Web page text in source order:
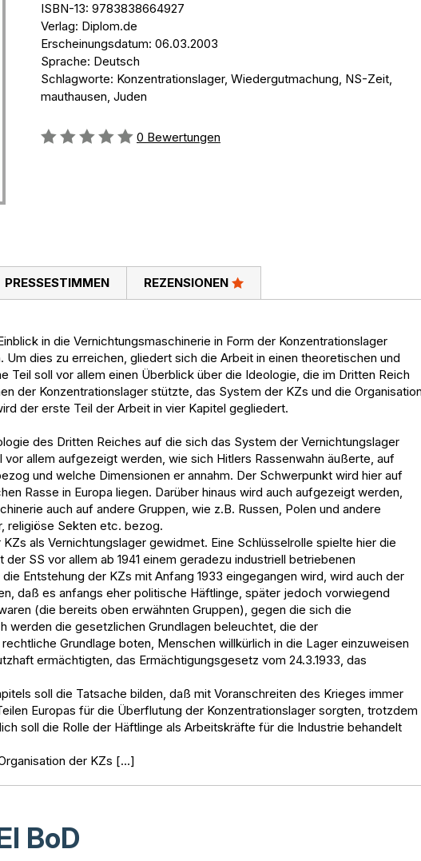
ISBN-13: 9783838664927
Verlag: Diplom.de
Erscheinungsdatum: 06.03.2003
Sprache: Deutsch
Schlagworte: Konzentrationslager, Wiedergutmachung, NS-Zeit,
mauthausen, Juden
Bewertung::
0 Bewertungen
in die Vernichtungsmaschinerie in Form der Konzentrationslager
dies zu erreichen, gliedert sich die Arbeit in einen theoretischen und
Teil soll vor allem einen Überblick über die Ideologie, die im Dritten Reich
der Konzentrationslager stützte, das System der KZs und die
der erste Teil der Arbeit in vier Kapitel gegliedert.
des Dritten Reiches auf die sich das System der Vernichtungslager
allem aufgezeigt werden, wie sich Hitlers Rassenwahn äußerte, auf
und welche Dimensionen er annahm. Der Schwerpunkt wird hier auf
Rasse in Europa liegen. Darüber hinaus wird auch aufgezeigt werden,
auch auf andere Gruppen, wie z.B. Russen, Polen und andere
religiöse Sekten etc. bezog.
als Vernichtungslager gewidmet. Eine Schlüsselrolle spielte hier die
SS vor allem ab 1941 einem geradezu industriell betriebenen
Entstehung der KZs mit Anfang 1933 eingegangen wird, wird auch der
daß es anfangs eher politische Häftlinge, später jedoch vorwiegend
(die bereits oben erwähnten Gruppen), gegen die sich die
werden die gesetzlichen Grundlagen beleuchtet, die der
Grundlage boten, Menschen willkürlich in die Lager einzuweisen
ermächtigten, das Ermächtigungsgesetz vom 24.3.1933, das
soll die Tatsache bilden, daß mit Voranschreiten des Krieges immer
Europas für die Überflutung der Konzentrationslager sorgten, trotzdem
soll die Rolle der Häftlinge als Arbeitskräfte für die Industrie behandelt
der KZs […]
PRESSESTIMMEN REZENSIONEN
BoD